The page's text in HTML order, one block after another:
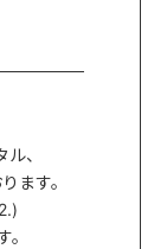
、
ます。